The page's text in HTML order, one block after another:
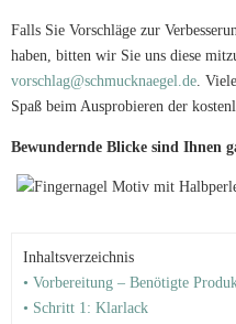
Falls Sie Vorschläge zur
haben, bitten wir Sie uns diese
vorschlag@schmucknaegel.de .
Spaß beim Ausprobieren der
Bewundernde Blicke sind Ihnen
Inhaltsverzeichnis
• Vorbereitung – Benötigte
• Schritt 1: Klarlack